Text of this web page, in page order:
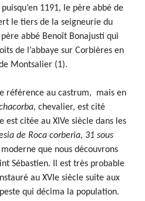
1191, le père abbé de
le tiers de la seigneurie du
père abbé Benoît Bonajusti qui
de l’abbaye sur Corbières en
Montsalier (1).
référence au castrum, mais en
chevalier, est cité
est citée au XIVe siècle dans les
de Roca corberia, 31 sous
moderne que nous découvrons
Sébastien. Il est très probable
au XVIe siècle suite aux
qui décima la population.